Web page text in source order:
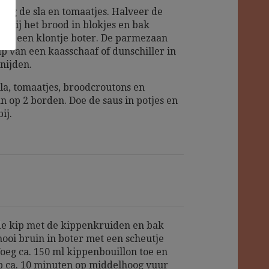
de sla en tomaatjes. Halveer de
Snij het brood in blokjes en bak
in een klontje boter. De parmezaan
van een kaasschaaf of dunschiller in
tomaatjes, broodcroutons en
op 2 borden. Doe de saus in potjes en
kip met de kippenkruiden en bak
bruin in boter met een scheutje
ca. 150 ml kippenbouillon toe en
ca. 10 minuten op middelhoog vuur